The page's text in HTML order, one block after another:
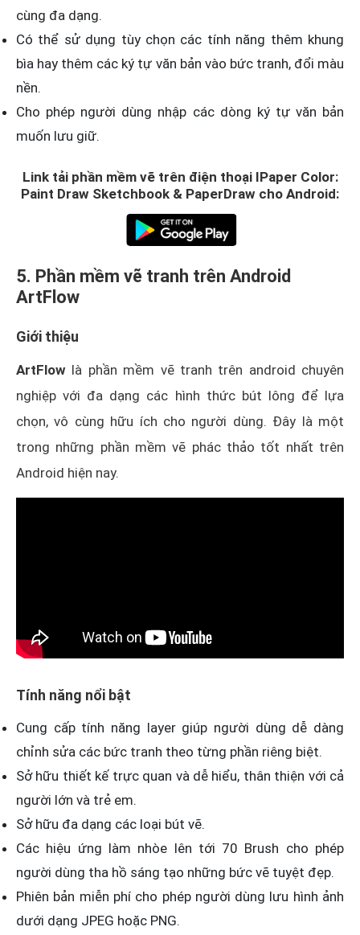
cùng đa dạng.
Có thể sử dụng tùy chọn các tính năng thêm khung
bìa hay thêm các ký tự văn bản vào bức tranh, đổi màu
nền.
Cho phép người dùng nhập các dòng ký tự văn bản
muốn lưu giữ.
Link tải phần mềm vẽ trên điện thoại IPaper Color:
Paint Draw Sketchbook & PaperDraw cho Android:
5. Phần mềm vẽ tranh trên Android
ArtFlow
Giới thiệu
ArtFlow là phần mềm vẽ tranh trên android chuyên
nghiệp với đa dạng các hình thức bút lông để lựa
chọn, vô cùng hữu ích cho người dùng. Đây là một
trong những phần mềm vẽ phác thảo tốt nhất trên
Android hiện nay.
Tính năng nổi bật
Cung cấp tính năng layer giúp người dùng dễ dàng
chỉnh sửa các bức tranh theo từng phần riêng biệt.
Sở hữu thiết kế trực quan và dễ hiểu, thân thiện với cả
người lớn và trẻ em.
Sở hữu đa dạng các loại bút vẽ.
Các hiệu ứng làm nhòe lên tới 70 Brush cho phép
người dùng tha hồ sáng tạo những bức vẽ tuyệt đẹp.
Phiên bản miễn phí cho phép người dùng lưu hình ảnh
dưới dạng JPEG hoặc PNG.